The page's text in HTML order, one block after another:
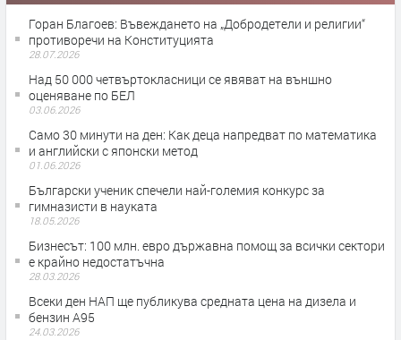
Горан Благоев: Въвеждането на „Добродетели и религии“
противоречи на Конституцията
28.07.2026
Над 50 000 четвъртокласници се явяват на външно
оценяване по БЕЛ
03.06.2026
Само 30 минути на ден: Как деца напредват по математика
и английски с японски метод
01.06.2026
Български ученик спечели най-големия конкурс за
гимназисти в науката
18.05.2026
Бизнесът: 100 млн. евро държавна помощ за всички сектори
е крайно недостатъчна
28.03.2026
Всеки ден НАП ще публикува средната цена на дизела и
бензин А95
24.03.2026